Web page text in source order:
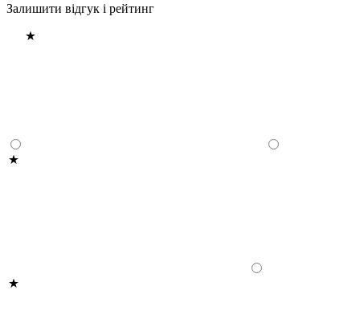
Залишити відгук і рейтинг